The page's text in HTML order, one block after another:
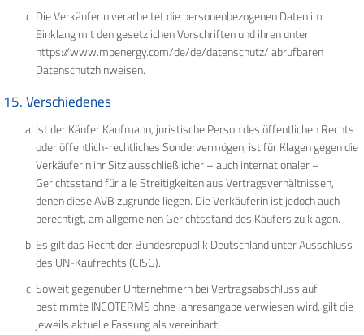
Die Verkäuferin verarbeitet die personenbezogenen Daten im
Einklang mit den gesetzlichen Vorschriften und ihren unter
https://www.mbenergy.com/de/de/datenschutz/ abrufbaren
Datenschutzhinweisen.
15. Verschiedenes
Ist der Käufer Kaufmann, juristische Person des öffentlichen Rechts
oder öffentlich-rechtliches Sondervermögen, ist für Klagen gegen die
Verkäuferin ihr Sitz ausschließlicher – auch internationaler –
Gerichtsstand für alle Streitigkeiten aus Vertragsverhältnissen,
denen diese AVB zugrunde liegen. Die Verkäuferin ist jedoch auch
berechtigt, am allgemeinen Gerichtsstand des Käufers zu klagen.
Es gilt das Recht der Bundesrepublik Deutschland unter Ausschluss
des UN-Kaufrechts (CISG).
Soweit gegenüber Unternehmern bei Vertragsabschluss auf
bestimmte INCOTERMS ohne Jahresangabe verwiesen wird, gilt die
jeweils aktuelle Fassung als vereinbart.